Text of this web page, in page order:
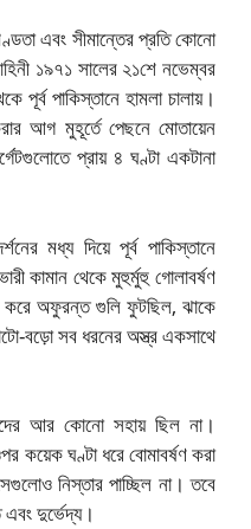
এবং সীমান্তের প্রতি কোনো
১৯৭১ সালের ২১শে নভেম্বর
পাকিস্তানে হামলা চালায়।
আগ মুহূর্তে পেছনে মোতায়েন
প্রায় ৪ ঘণ্টা একটানা
মধ্য দিয়ে পূর্ব পাকিস্তানে
কামান থেকে মুহুর্মুহু গোলাবর্ষণ
করে অফুরন্ত গুলি ফুটছিল, ঝাকে
বড়ো সব ধরনের অস্ত্র একসাথে
আর কোনো সহায় ছিল না।
কয়েক ঘণ্টা ধরে বোমাবর্ষণ করা
নিস্তার পাচ্ছিল না। তবে
এবং দুর্ভেদ্য।